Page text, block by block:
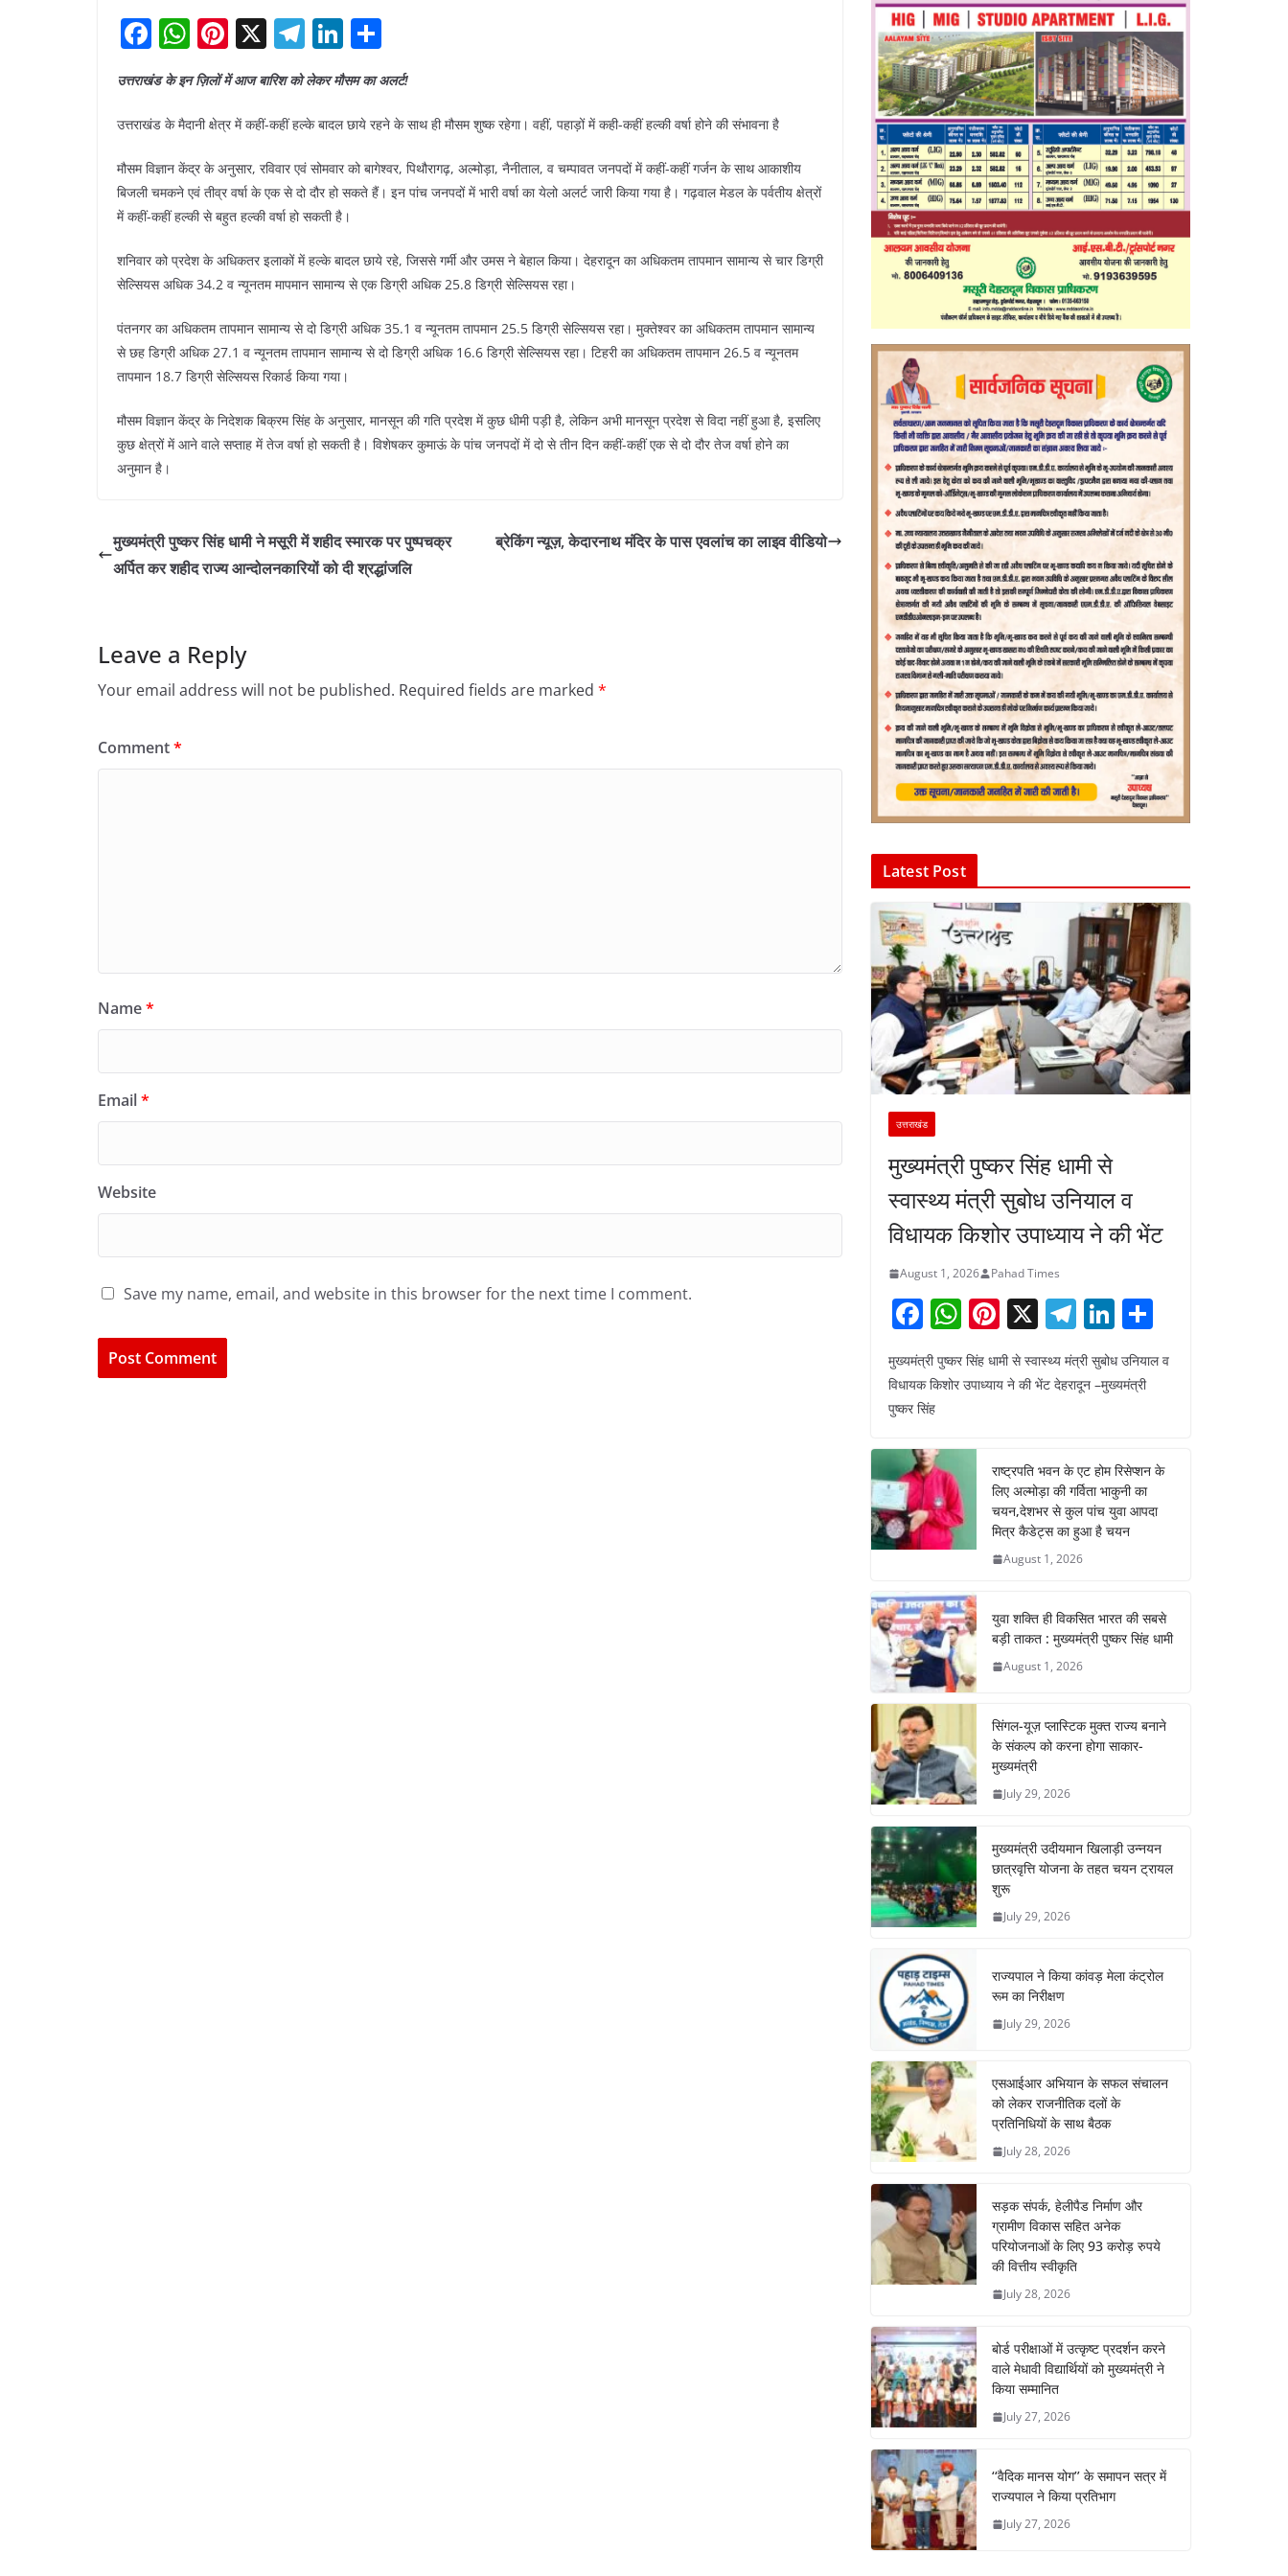
F
a
c
e
b
o
o
k
W
h
at
s
A
p
p
Pi
nt
er
e
st
X T
el
e
gr
a
m
Li
n
k
e
dI
n
ar
e
उत्तराखंड के इन ज़िलों में आज बारिश को लेकर मौसम का अलर्ट!
उत्तराखंड के मैदानी क्षेत्र में कहीं-कहीं हल्के बादल छाये रहने के साथ ही मौसम शुष्क रहेगा। वहीं, पहाड़ों में कही-कहीं हल्की वर्षा होने की संभावना है
मौसम विज्ञान केंद्र के अनुसार, रविवार एवं सोमवार को बागेश्वर, पिथौरागढ़, अल्मोड़ा, नैनीताल, व चम्पावत जनपदों में कहीं-कहीं गर्जन के साथ आकाशीय
बिजली चमकने एवं तीव्र वर्षा के एक से दो दौर हो सकते हैं। इन पांच जनपदों में भारी वर्षा का येलो अलर्ट जारी किया गया है। गढ़वाल मेडल के पर्वतीय क्षेत्रों
में कहीं-कहीं हल्की से बहुत हल्की वर्षा हो सकती है।
शनिवार को प्रदेश के अधिकतर इलाकों में हल्के बादल छाये रहे, जिससे गर्मी और उमस ने बेहाल किया। देहरादून का अधिकतम तापमान सामान्य से चार डिग्री
सेल्सियस अधिक 34.2 व न्यूनतम मापमान सामान्य से एक डिग्री अधिक 25.8 डिग्री सेल्सियस रहा।
पंतनगर का अधिकतम तापमान सामान्य से दो डिग्री अधिक 35.1 व न्यूनतम तापमान 25.5 डिग्री सेल्सियस रहा। मुक्तेश्वर का अधिकतम तापमान सामान्य
से छह डिग्री अधिक 27.1 व न्यूनतम तापमान सामान्य से दो डिग्री अधिक 16.6 डिग्री सेल्सियस रहा। टिहरी का अधिकतम तापमान 26.5 व न्यूनतम
तापमान 18.7 डिग्री सेल्सियस रिकार्ड किया गया।
मौसम विज्ञान केंद्र के निदेशक बिक्रम सिंह के अनुसार, मानसून की गति प्रदेश में कुछ धीमी पड़ी है, लेकिन अभी मानसून प्रदेश से विदा नहीं हुआ है, इसलिए
कुछ क्षेत्रों में आने वाले सप्ताह में तेज वर्षा हो सकती है। विशेषकर कुमाऊं के पांच जनपदों में दो से तीन दिन कहीं-कहीं एक से दो दौर तेज वर्षा होने का
अनुमान है।
मुख्यमंत्री पुष्कर सिंह धामी ने मसूरी में शहीद स्मारक पर पुष्पचक्र
अर्पित कर शहीद राज्य आन्दोलनकारियों को दी श्रद्धांजलि
ब्रेकिंग न्यूज़, केदारनाथ मंदिर के पास एवलांच का लाइव वीडियो
Leave a Reply
Your email address will not be published. Required fields are marked *
Comment*
Name*
Email*
Website
Save my name, email, and website in this browser for the next time I comment.
Latest Post
उत्तराखंड
मुख्यमंत्री पुष्कर सिंह धामी से
स्वास्थ्य मंत्री सुबोध उनियाल व
विधायक किशोर उपाध्याय ने की भेंट
August 1, 2026 Pahad Times
F
a
c
e
o
o
k
W
h
at
p
Pi
nt
er
X T
el
e
gr
m
Li
n
k
n
ar
मुख्यमंत्री पुष्कर सिंह धामी से स्वास्थ्य मंत्री सुबोध उनियाल व
विधायक किशोर उपाध्याय ने की भेंट देहरादून –मुख्यमंत्री
पुष्कर सिंह
राष्ट्रपति भवन के एट होम रिसेप्शन के
लिए अल्मोड़ा की गर्विता भाकुनी का
चयन,देशभर से कुल पांच युवा आपदा
मित्र कैडेट्स का हुआ है चयन
August 1, 2026
युवा शक्ति ही विकसित भारत की सबसे
बड़ी ताकत : मुख्यमंत्री पुष्कर सिंह धामी
August 1, 2026
सिंगल-यूज़ प्लास्टिक मुक्त राज्य बनाने
के संकल्प को करना होगा साकार-
मुख्यमंत्री
July 29, 2026
मुख्यमंत्री उदीयमान खिलाड़ी उन्नयन
छात्रवृत्ति योजना के तहत चयन ट्रायल
शुरू
July 29, 2026
राज्यपाल ने किया कांवड़ मेला कंट्रोल
रूम का निरीक्षण
July 29, 2026
एसआईआर अभियान के सफल संचालन
को लेकर राजनीतिक दलों के
प्रतिनिधियों के साथ बैठक
July 28, 2026
सड़क संपर्क, हेलीपैड निर्माण और
ग्रामीण विकास सहित अनेक
परियोजनाओं के लिए 93 करोड़ रुपये
की वित्तीय स्वीकृति
July 28, 2026
बोर्ड परीक्षाओं में उत्कृष्ट प्रदर्शन करने
वाले मेधावी विद्यार्थियों को मुख्यमंत्री ने
किया सम्मानित
July 27, 2026
‘‘वैदिक मानस योग’’ के समापन सत्र में
राज्यपाल ने किया प्रतिभाग
July 27, 2026